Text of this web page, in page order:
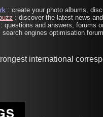
: create your photo albums,
: discover the latest news
: questions and answers, forums
search engines optimisation
international